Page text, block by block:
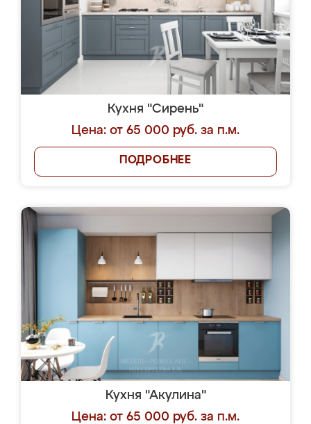
Кухня "Сирень"
Цена: от 65 000 руб. за п.м.
ПОДРОБНЕЕ
Кухня "Акулина"
Цена: от 65 000 руб. за п.м.